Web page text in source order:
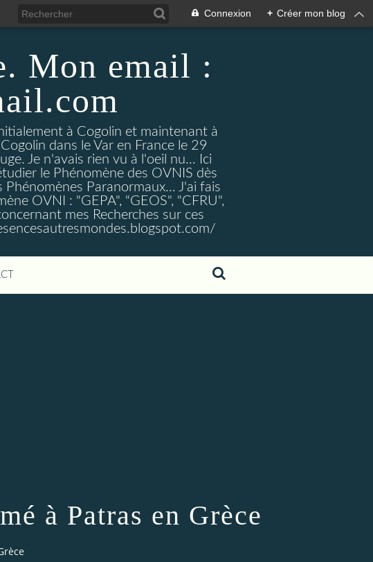
Connexion + Créer mon blog
Mon email :
à Cogolin et maintenant à
dans le Var en France le 29
Je n'avais rien vu à l'oeil nu... Ici
le Phénomène des OVNIS dès
Paranormaux... J'ai fais
OVNI : "GEPA", "GEOS", "CFRU",
mes Recherches sur ces
à Patras en Grèce